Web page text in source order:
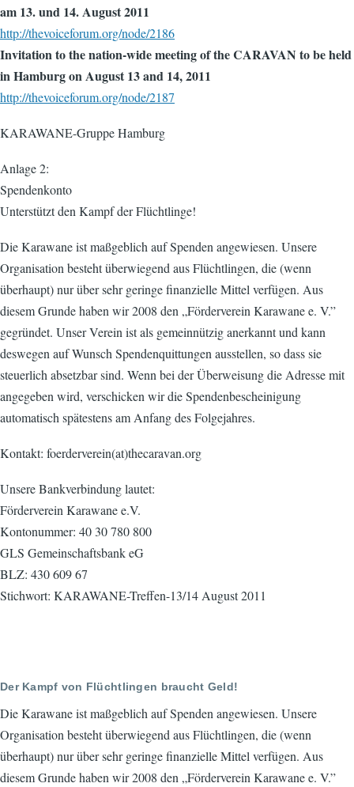
am 13. und 14. August 2011
http://thevoiceforum.org/node/2186
Invitation to the nation-wide meeting of the CARAVAN to be held
in Hamburg on August 13 and 14, 2011
http://thevoiceforum.org/node/2187
KARAWANE-Gruppe Hamburg
Anlage 2:
Spendenkonto
Unterstützt den Kampf der Flüchtlinge!
Die Karawane ist maßgeblich auf Spenden angewiesen. Unsere
Organisation besteht überwiegend aus Flüchtlingen, die (wenn
überhaupt) nur über sehr geringe finanzielle Mittel verfügen. Aus
diesem Grunde haben wir 2008 den „Förderverein Karawane e. V.”
gegründet. Unser Verein ist als gemeinnützig anerkannt und kann
deswegen auf Wunsch Spendenquittungen ausstellen, so dass sie
steuerlich absetzbar sind. Wenn bei der Überweisung die Adresse mit
angegeben wird, verschicken wir die Spendenbescheinigung
automatisch spätestens am Anfang des Folgejahres.
Kontakt: foerderverein(at)thecaravan.org
Unsere Bankverbindung lautet:
Förderverein Karawane e.V.
Kontonummer: 40 30 780 800
GLS Gemeinschaftsbank eG
BLZ: 430 609 67
Stichwort: KARAWANE-Treffen-13/14 August 2011
Der Kampf von Flüchtlingen braucht Geld!
Die Karawane ist maßgeblich auf Spenden angewiesen. Unsere
Organisation besteht überwiegend aus Flüchtlingen, die (wenn
überhaupt) nur über sehr geringe finanzielle Mittel verfügen. Aus
diesem Grunde haben wir 2008 den „Förderverein Karawane e. V.”